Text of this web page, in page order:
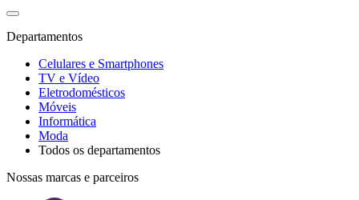
Departamentos
Celulares e Smartphones
TV e Vídeo
Eletrodomésticos
Móveis
Informática
Moda
Todos os departamentos
Nossas marcas e parceiros